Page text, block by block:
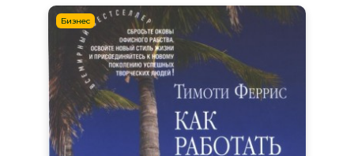
Бизнес